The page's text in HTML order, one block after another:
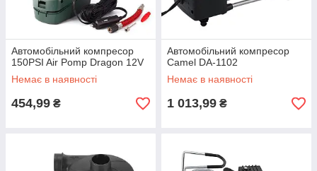
Автомобільний компресор
150PSI Air Pomp Dragon 12V
Немає в наявності
454,99 ₴
Автомобільний компресор
Camel DA-1102
Немає в наявності
1 013,99 ₴